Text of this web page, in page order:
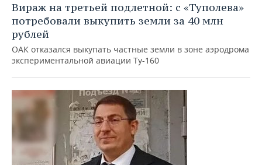
Вираж на третьей подлетной: с «Туполева»
потребовали выкупить земли за 40 млн
рублей
ОАК отказался выкупать частные земли в зоне аэродрома
экспериментальной авиации Ту-160